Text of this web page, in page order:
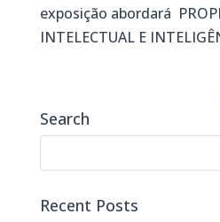
exposição abordará
INTELECTUAL E
Search
Recent Posts